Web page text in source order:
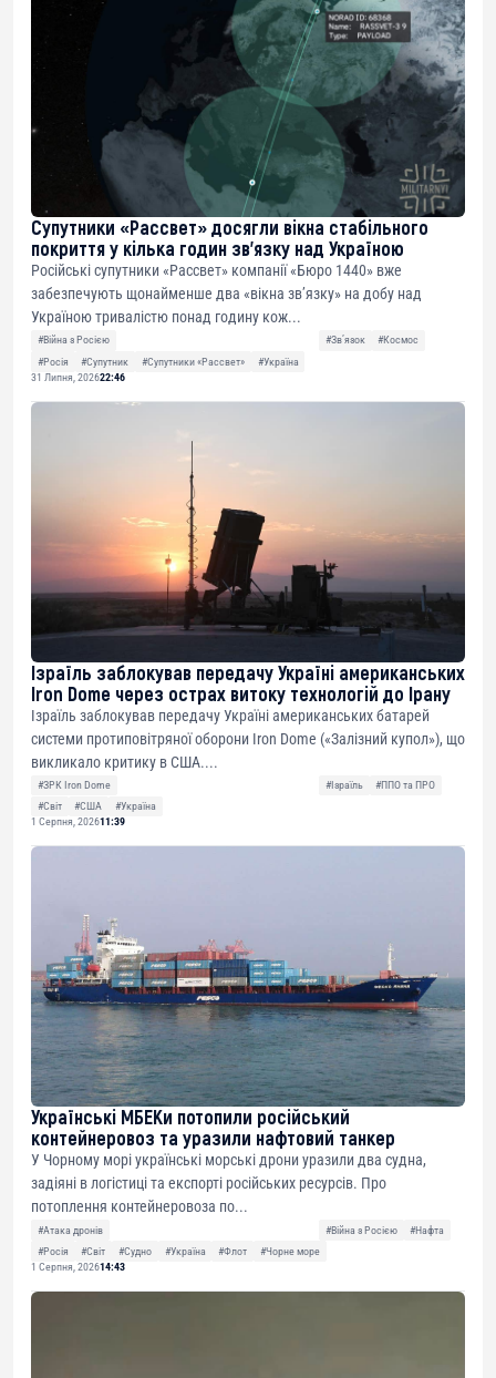
Супутники «Рассвет» досягли вікна стабільного
покриття у кілька годин зв’язку над Україною
Російські супутники «Рассвет» компанії «Бюро 1440» вже
забезпечують щонайменше два «вікна зв’язку» на добу над
Україною тривалістю понад годину кож...
#Війна з Росією #Звʼязок
#Космос
#Росія
#Супутник #Супутники «Рассвет»
#Україна
31 Липня, 202622:46
Ізраїль заблокував передачу Україні американських
Iron Dome через острах витоку технологій до Ірану
Ізраїль заблокував передачу Україні американських батарей
системи протиповітряної оборони Iron Dome («Залізний купол»), що
викликало критику в США....
#ЗРК Iron Dome #Ізраїль
#ППО та ПРО
#Світ
#США
#Україна
1 Серпня, 202611:39
Українські МБЕКи потопили російський
контейнеровоз та уразили нафтовий танкер
У Чорному морі українські морські дрони уразили два судна,
задіяні в логістиці та експорті російських ресурсів. Про
потоплення контейнеровоза по...
#Атака дронів #Війна з Росією
#Нафта
#Росія
#Світ #Судно #Україна #Флот
#Чорне море
1 Серпня, 202614:43